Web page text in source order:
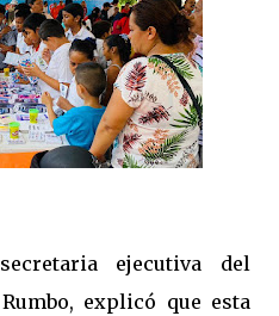
ejecutiva del
explicó que esta